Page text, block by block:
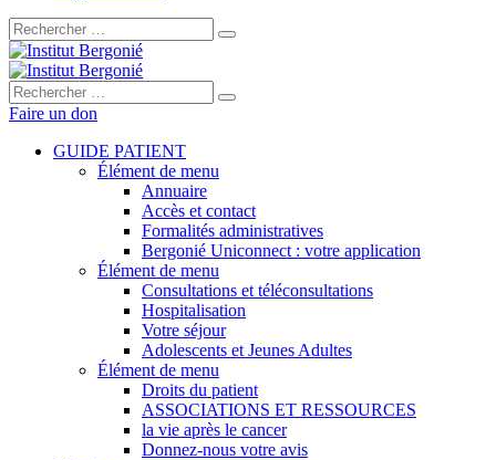
Rechercher :
Rechercher :
Faire un don
GUIDE PATIENT
Élément de menu
Annuaire
Accès et contact
Formalités administratives
Bergonié Uniconnect : votre application
Élément de menu
Consultations et téléconsultations
Hospitalisation
Votre séjour
Adolescents et Jeunes Adultes
Élément de menu
Droits du patient
ASSOCIATIONS ET RESSOURCES
la vie après le cancer
Donnez-nous votre avis